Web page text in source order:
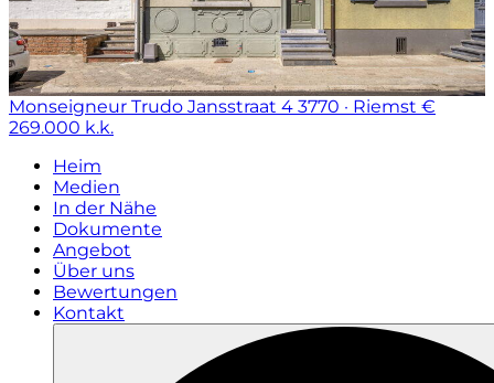
Monseigneur Trudo Jansstraat 4 3770 · Riemst €
269.000 k.k.
Heim
Medien
In der Nähe
Dokumente
Angebot
Über uns
Bewertungen
Kontakt